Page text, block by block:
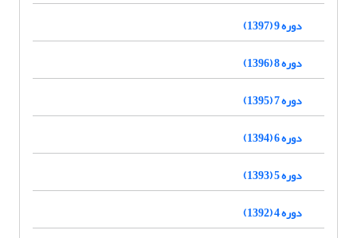
دوره 9 (1397)
دوره 8 (1396)
دوره 7 (1395)
دوره 6 (1394)
دوره 5 (1393)
دوره 4 (1392)